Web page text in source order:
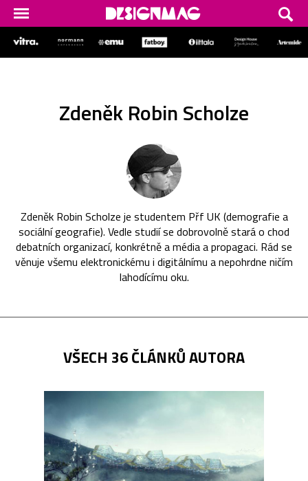
Zdeněk Robin Scholze
Zdeněk Robin Scholze je studentem Přf UK (demografie a
sociální geografie). Vedle studií se dobrovolně stará o chod
debatních organizací, konkrétně a média a propagaci. Rád se
věnuje všemu elektronickému i digitálnímu a nepohrdne ničím
lahodícímu oku.
VŠECH 36 ČLÁNKŮ AUTORA